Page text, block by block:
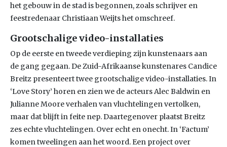
het gebouw in de stad is begonnen, zoals schrijver en
feestredenaar Christiaan Weijts het omschreef.
Grootschalige video-installaties
Op de eerste en tweede verdieping zijn kunstenaars aan
de gang gegaan. De Zuid-Afrikaanse kunstenares Candice
Breitz presenteert twee grootschalige video-installaties. In
‘Love Story’ horen en zien we de acteurs Alec Baldwin en
Julianne Moore verhalen van vluchtelingen vertolken,
maar dat blijft in feite nep. Daartegenover plaatst Breitz
zes echte vluchtelingen. Over echt en onecht. In ‘Factum’
komen tweelingen aan het woord. Een project over